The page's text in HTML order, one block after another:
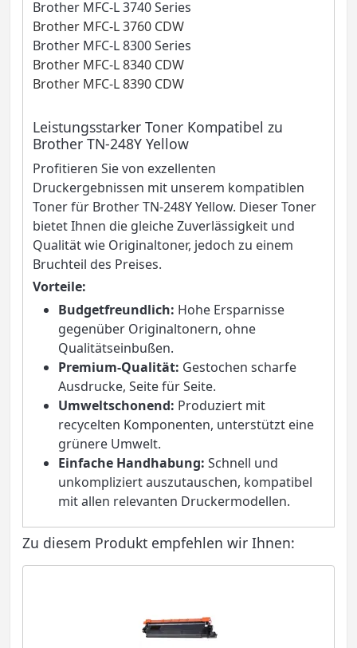
Brother MFC-L 3740 Series
Brother MFC-L 3760 CDW
Brother MFC-L 8300 Series
Brother MFC-L 8340 CDW
Brother MFC-L 8390 CDW
Leistungsstarker Toner Kompatibel zu
Brother TN-248Y Yellow
Profitieren Sie von exzellenten
Druckergebnissen mit unserem kompatiblen
Toner für Brother TN-248Y Yellow. Dieser Toner
bietet Ihnen die gleiche Zuverlässigkeit und
Qualität wie Originaltoner, jedoch zu einem
Bruchteil des Preises.
Vorteile:
Budgetfreundlich: Hohe Ersparnisse
gegenüber Originaltonern, ohne
Qualitätseinbußen.
Premium-Qualität: Gestochen scharfe
Ausdrucke, Seite für Seite.
Umweltschonend: Produziert mit
recycelten Komponenten, unterstützt eine
grünere Umwelt.
Einfache Handhabung: Schnell und
unkompliziert auszutauschen, kompatibel
mit allen relevanten Druckermodellen.
Zu diesem Produkt empfehlen wir Ihnen: